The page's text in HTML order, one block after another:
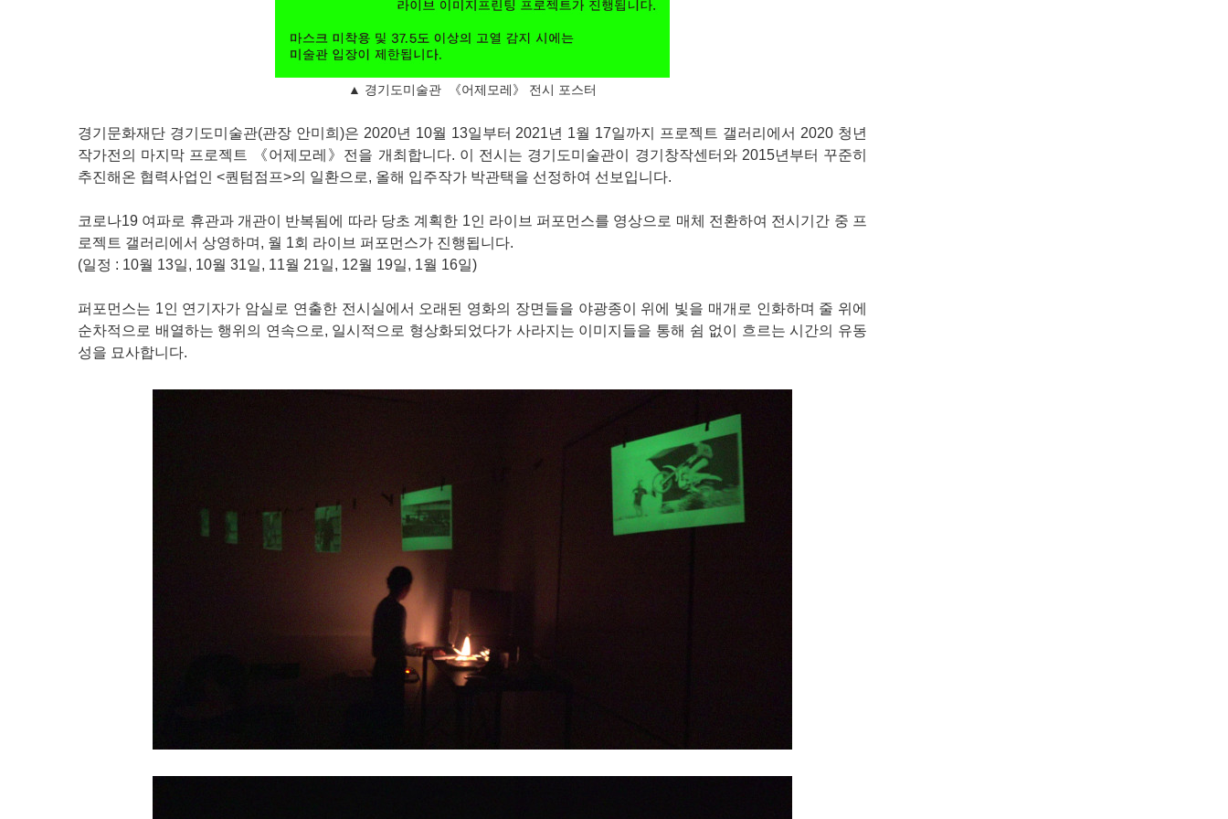
▲ 경기도미술관 《어제모레》 전시 포스터
경기문화재단 경기도미술관(관장 안미희)은 2020년 10월 13일부터 2021년 1월 17일까지 프로젝트 갤러리에서 2020 청년
작가전의 마지막 프로젝트 《어제모레》전을 개최합니다. 이 전시는 경기도미술관이 경기창작센터와 2015년부터 꾸준히
추진해온 협력사업인 <퀀텀점프>의 일환으로, 올해 입주작가 박관택을 선정하여 선보입니다.
코로나19 여파로 휴관과 개관이 반복됨에 따라 당초 계획한 1인 라이브 퍼포먼스를 영상으로 매체 전환하여 전시기간 중 프
로젝트 갤러리에서 상영하며, 월 1회 라이브 퍼포먼스가 진행됩니다.
(일정 : 10월 13일, 10월 31일, 11월 21일, 12월 19일, 1월 16일)
퍼포먼스는 1인 연기자가 암실로 연출한 전시실에서 오래된 영화의 장면들을 야광종이 위에 빛을 매개로 인화하며 줄 위에
순차적으로 배열하는 행위의 연속으로, 일시적으로 형상화되었다가 사라지는 이미지들을 통해 쉼 없이 흐르는 시간의 유동
성을 묘사합니다.